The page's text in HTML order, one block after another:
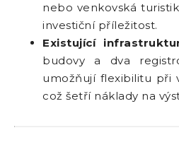
nebo venkovská
investiční příležitost.
Existující
budovy a dva
umožňují flexibilitu při
což šetří náklady na